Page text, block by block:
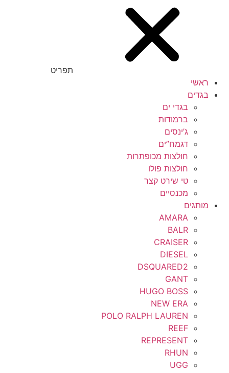
תפריט
ראשי
בגדים
בגדי ים
ברמודות
ג’ינסים
דגמח”ים
חולצות מכופתרות
חולצות פולו
טי שירט קצר
מכנסיים
מותגים
AMARA
BALR
CRAISER
DIESEL
DSQUARED2
GANT
HUGO BOSS
NEW ERA
POLO RALPH LAUREN
REEF
REPRESENT
RHUN
UGG